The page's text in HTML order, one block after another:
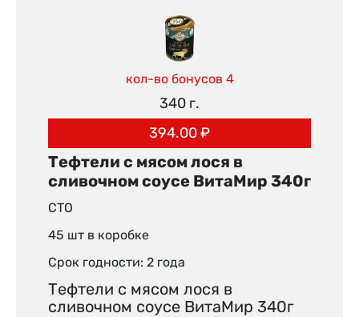
кол-во бонусов 4
340 г.
394.00₽
Тефтели с мясом лося в
сливочном соусе ВитаМир 340г
СТО
45 шт в коробке
Срок годности: 2 года
Тефтели с мясом лося в
сливочном соусе ВитаМир 340г